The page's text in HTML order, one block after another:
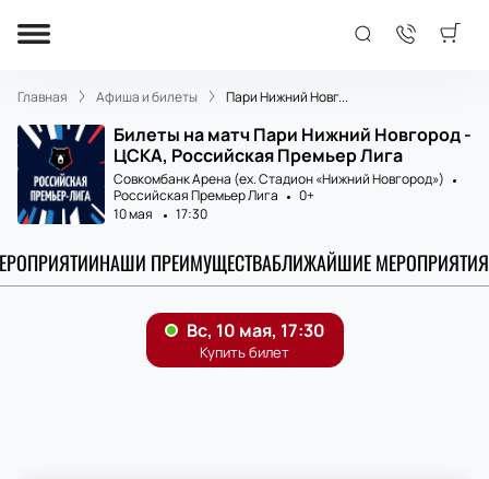
Главная Афиша и билеты Пари Нижний Новг...
Билеты на матч Пари Нижний Новгород -
ЦСКА, Российская Премьер Лига
Совкомбанк Арена (ex. Стадион «Нижний Новгород»)
Российская Премьер Лига
0+
10 мая
17:30
НАШИ ПРЕИМУЩЕСТВАБЛИЖАЙШИЕ МЕРОПРИЯТИЯ